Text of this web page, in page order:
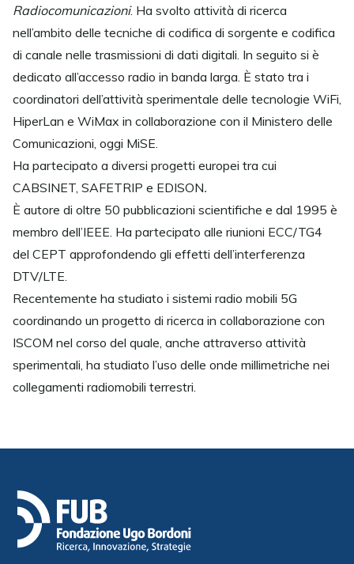
Radiocomunicazioni. Ha svolto attività di ricerca
nell’ambito delle tecniche di codifica di sorgente e codifica
di canale nelle trasmissioni di dati digitali. In seguito si è
dedicato all’accesso radio in banda larga. È stato tra i
coordinatori dell’attività sperimentale delle tecnologie WiFi,
HiperLan e WiMax in collaborazione con il Ministero delle
Comunicazioni, oggi MiSE.
Ha partecipato a diversi progetti europei tra cui
CABSINET, SAFETRIP e EDISON.
È autore di oltre 50 pubblicazioni scientifiche e dal 1995 è
membro dell’IEEE. Ha partecipato alle riunioni ECC/TG4
del CEPT approfondendo gli effetti dell’interferenza
DTV/LTE.
Recentemente ha studiato i sistemi radio mobili 5G
coordinando un progetto di ricerca in collaborazione con
ISCOM nel corso del quale, anche attraverso attività
sperimentali, ha studiato l’uso delle onde millimetriche nei
collegamenti radiomobili terrestri.